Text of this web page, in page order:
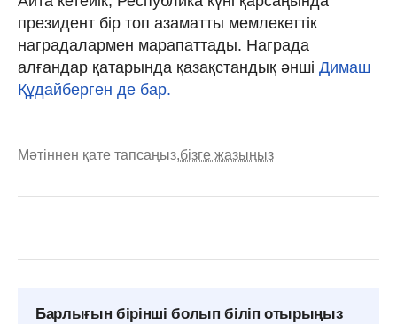
президент бір топ азаматты мемлекеттік
наградалармен марапаттады. Награда
алғандар қатарында қазақстандық әнші Димаш
Құдайберген де бар.
Мәтіннен қате тапсаңыз,бізге жазыңыз
Барлығын бірінші болып біліп отырыңыз